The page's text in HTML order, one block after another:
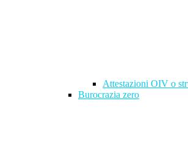
Attestazioni OIV o
Burocrazia zero